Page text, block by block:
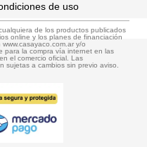
de uso
de los productos publicados
online y los planes de financiación
y/o
para la compra vía internet en las
el comercio oficial. Las
sujetas a cambios sin previo aviso.